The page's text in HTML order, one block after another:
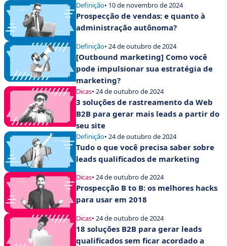
Definição• 10 de novembro de 2024
Prospecção de vendas: e quanto à
administração autônoma?
Definição• 24 de outubro de 2024
[Outbound marketing] Como você
pode impulsionar sua estratégia de
marketing?
Dicas• 24 de outubro de 2024
3 soluções de rastreamento da Web
B2B para gerar mais leads a partir do
seu site
Definição• 24 de outubro de 2024
Tudo o que você precisa saber sobre
leads qualificados de marketing
Dicas• 24 de outubro de 2024
Prospecção B to B: os melhores hacks
para usar em 2018
Dicas• 24 de outubro de 2024
18 soluções B2B para gerar leads
qualificados sem ficar acordado a